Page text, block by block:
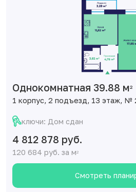
Однокомнатная 39.88 м2
1 корпус, 2 подъезд, 13 этаж, №
ключи: Дом сдан
4 812 878 руб.
120 684 руб. за м2
Смотреть